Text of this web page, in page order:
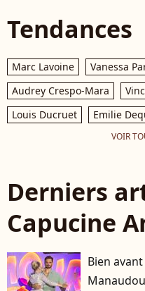
Tendances
Marc Lavoine Vanessa
Audrey Crespo-Mara
Louis Ducruet
Emilie
VOIR
Derniers
Capucine
Bien